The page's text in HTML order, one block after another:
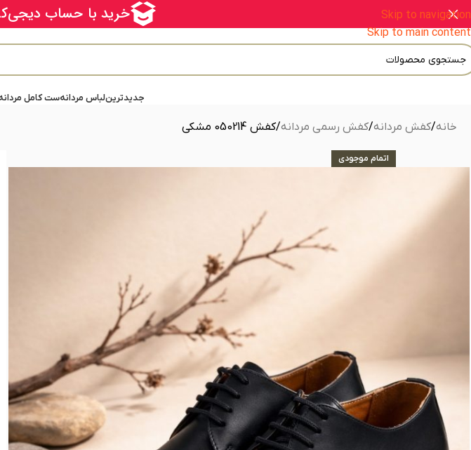
Skip to navigation
Skip to main content
جدیدترینلباس مردانهست کامل
خانه کفش مردانه کفش رسمی مردانه کفش 050214 مشکی
اتمام موجودی